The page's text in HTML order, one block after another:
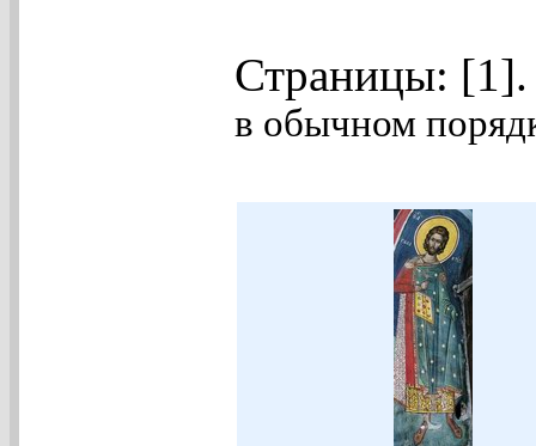
Страницы:
в обычном